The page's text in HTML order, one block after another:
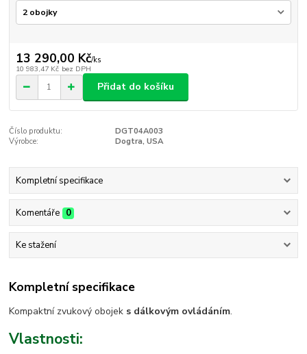
13 290,00 Kč/ks
10 983,47 Kč bez DPH
Přidat do košíku
Číslo produktu:
DGT04A003
Výrobce:
Dogtra, USA
Kompletní specifikace
Komentáře 0
Ke stažení
Kompletní specifikace
Kompaktní zvukový obojek s dálkovým ovládáním.
Vlastnosti: